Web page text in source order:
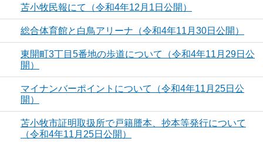
苫小牧民報にて（令和4年12月1日公開）
総合体育館と白鳥アリーナ（令和4年11月30日公開）
東開町3丁目5番地の歩道について（令和4年11月29日公
開）
マイナンバーポイントについて（令和4年11月25日公
開）
苫小牧市証明取扱所で戸籍謄本、抄本等発行について
（令和4年11月25日公開）